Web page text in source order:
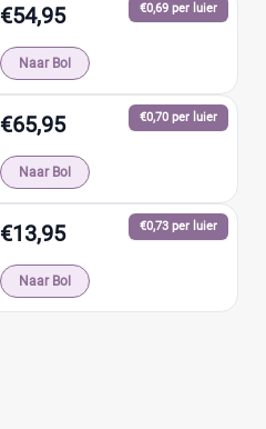
€0,69 per luier
€54,95
Naar Bol
€0,70 per luier
€65,95
Naar Bol
€0,73 per luier
€13,95
Naar Bol